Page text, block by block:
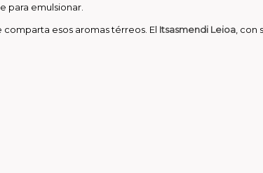
para emulsionar.
esos aromas térreos. El Itsasmendi Leioa ,